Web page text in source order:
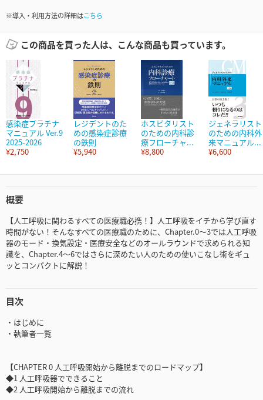
※導入・利用方法の詳細はこちら
この商品を買った人は、こんな商品も買っています。
感染症プラチナ
マニュアル Ver.9
2025-2026
¥2,750
レジデントのた
めの感染症診療
の鉄則
¥5,940
ホスピタリスト
のための内科診
療フローチャ...
¥8,800
ジェネラリスト
のための内科外
来マニュアル...
¥6,600
概要
【人工呼吸に関わるすべての医療職必携！】人工呼吸をイチから学び直す
時間がない！そんなすべての医療職のために、Chapter.0～3では人工呼吸
器のモード・換気設定・医療安全などのオールラウンドで求められる知
識を、Chapter.4～6ではさらに深めたい人のための使いこなし術をギュ
ッとコンパクトに解説！
目次
・はじめに
・執筆者一覧
【CHAPTER 0 人工呼吸開始から離脱までのロードマップ】
◆1 人工呼吸器でできること
◆2 人工呼吸開始から離脱までの流れ